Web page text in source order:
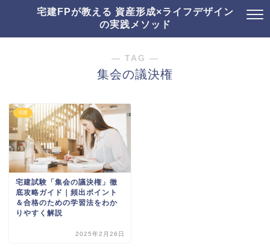
宅建FPが教える 資産形成×ライフデザイン
の実践メソッド
― TAG ―
集会の議決権
宅建
宅建試験「集会の議決権」徹
底攻略ガイド｜頻出ポイント
＆合格のための学習法をわか
りやすく解説
2025年2月26日